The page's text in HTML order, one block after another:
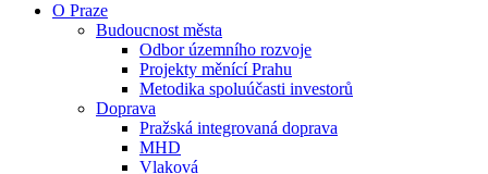
O Praze
Budoucnost města
Odbor územního rozvoje
Projekty měnící Prahu
Metodika spoluúčasti investorů
Doprava
Pražská integrovaná doprava
MHD
Vlaková